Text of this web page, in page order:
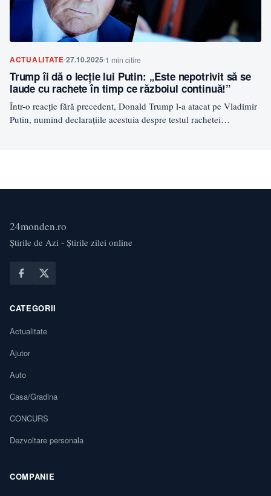
ACTUALITATE 27.10.2025 1 min citire
Trump îi dă o lecție lui Putin: „Este nepotrivit să se
laude cu rachete în timp ce războiul continuă!”
Într-o reacție fără precedent, Donald Trump l-a atacat pe Vladimir
Putin, numind declarațiile acestuia despre testul rachetei
24monden.ro
Știrile de Azi - Știrile zilei online
CATEGORII
Actualitate
Ajutor
Auto
Casa/Gradina
CONCURS
Dezvoltare personala
COMPANIE